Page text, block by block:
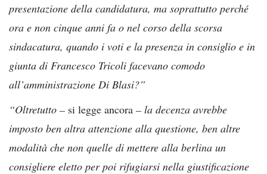
presentazione della candidatura, ma soprattutto perché
ora e non cinque anni fa o nel corso della scorsa
sindacatura, quando i voti e la presenza in consiglio e in
giunta di Francesco Tricoli facevano comodo
all’amministrazione Di Blasi?”
“Oltretutto – si legge ancora – la decenza avrebbe
imposto ben altra attenzione alla questione, ben altre
modalità che non quelle di mettere alla berlina un
consigliere eletto per poi rifugiarsi nella giustificazione